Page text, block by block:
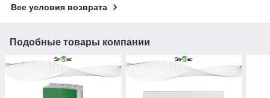
Все условия возврата
Подобные товары компании